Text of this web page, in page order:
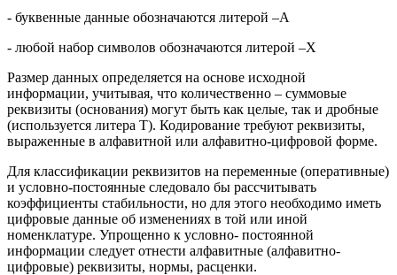
- буквенные данные обозначаются литерой –А
- любой набор символов обозначаются литерой –Х
Размер данных определяется на основе исходной
информации, учитывая, что количественно – суммовые
реквизиты (основания) могут быть как целые, так и дробные
(используется литера Т). Кодирование требуют реквизиты,
выраженные в алфавитной или алфавитно-цифровой форме.
Для классификации реквизитов на переменные (оперативные)
и условно-постоянные следовало бы рассчитывать
коэффициенты стабильности, но для этого необходимо иметь
цифровые данные об изменениях в той или иной
номенклатуре. Упрощенно к условно- постоянной
информации следует отнести алфавитные (алфавитно-
цифровые) реквизиты, нормы, расценки.